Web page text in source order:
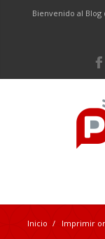
Bienvenido al
Inicio / Imprimir